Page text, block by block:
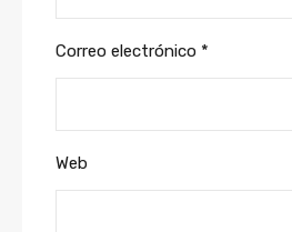
Correo electrónico *
Web